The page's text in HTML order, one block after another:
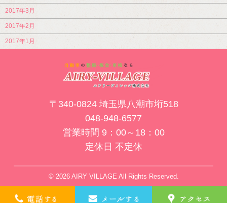
2017年3月
2017年2月
2017年1月
〒340-0824 埼玉県八潮市垳518
048-948-6577
営業時間 9：00～18：00
定休日 不定休
© 2026 AIRY VILLAGE All Rights Reserved.